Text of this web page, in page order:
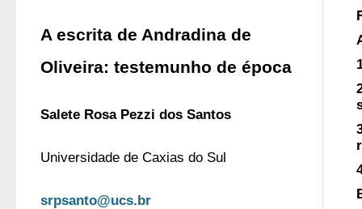
A escrita de Andradina de
Oliveira: testemunho de época
Salete Rosa Pezzi dos Santos
Universidade de Caxias do Sul
srpsanto@ucs.br